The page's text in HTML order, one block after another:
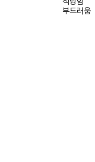
부드러움